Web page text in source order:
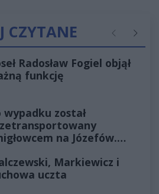
CZYTANE Poprzednie
Radosław Fogiel objął
funkcję
wypadku został
na Józefów.
Markiewicz i
uczta